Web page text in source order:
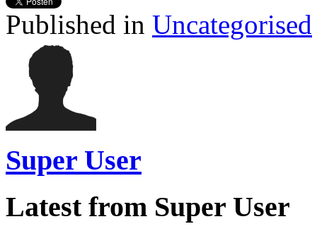
Published in Uncategorised
Super User
Latest from Super User